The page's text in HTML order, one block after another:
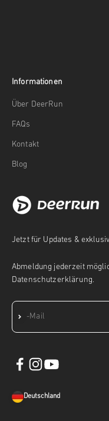
Informationen
Über DeerRun
FAQs
Kontakt
Blog
Jetzt für Updates &
Abmeldung jederzeit
Datenschutzerklärung.
E-Mail
Abonnieren
Deutschland